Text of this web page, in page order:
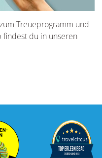
Treueprogramm und
findest du in unseren